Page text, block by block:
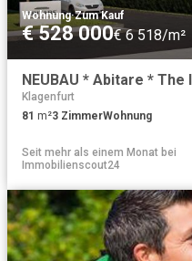
Wohnung·Zum Kauf
€ 528 000€ 6 518/m²
Klagenfurt
81 m²3 ZimmerWohnung
Seit mehr als einem Monat bei
Immobilienscout24